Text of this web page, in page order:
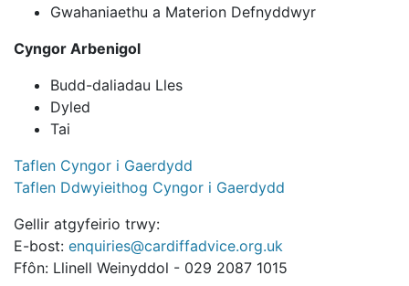
Gwahaniaethu a Materion Defnyddwyr
Cyngor Arbenigol
Budd-daliadau Lles
Dyled
Tai
Taflen Cyngor i Gaerdydd
Taflen Ddwyieithog Cyngor i Gaerdydd
Gellir atgyfeirio trwy:
E-bost: enquiries@cardiffadvice.org.uk
Ffôn: Llinell Weinyddol - 029 2087 1015